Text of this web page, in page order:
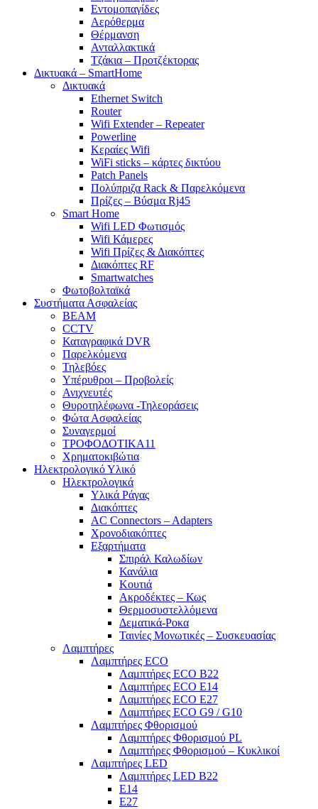
Εντομοπαγίδες
Αερόθερμα
Θέρμανση
Ανταλλακτικά
Τζάκια – Προτζέκτορας
Δικτυακά – SmartHome
Δικτυακά
Ethernet Switch
Router
Wifi Extender – Repeater
Powerline
Κεραίες Wifi
WiFi sticks – κάρτες δικτύου
Patch Panels
Πολύπριζα Rack & Παρελκόμενα
Πρίζες – Βύσμα Rj45
Smart Home
Wifi LED Φωτισμός
Wifi Κάμερες
Wifi Πρίζες & Διακόπτες
Διακόπτες RF
Smartwatches
Φωτοβολταϊκά
Συστήματα Ασφαλείας
BEAM
CCTV
Καταγραφικά DVR
Παρελκόμενα
Τηλεβόες
Υπέρυθροι – Προβολείς
Ανιχνευτές
Θυροτηλέφωνα -Τηλεοράσεις
Φώτα Ασφαλείας
Συναγερμοί
ΤΡΟΦΟΔΟΤΙΚΑ11
Χρηματοκιβώτια
Ηλεκτρολογικό Υλικό
Ηλεκτρολογικά
Υλικά Ράγας
Διακόπτες
AC Connectors – Adapters
Χρονοδιακόπτες
Εξαρτήματα
Σπιράλ Καλωδίων
Κανάλια
Κουτιά
Ακροδέκτες – Κως
Θερμοσυστελλόμενα
Δεματικά-Ροκα
Ταινίες Μονωτικές – Συσκευασίας
Λαμπτήρες
Λαμπτήρες ECO
Λαμπτήρες ECO B22
Λαμπτήρες ECO E14
Λαμπτήρες ECO E27
Λαμπτήρες ECO G9 / G10
Λαμπτήρες Φθορισμού
Λαμπτήρες Φθορισμού PL
Λαμπτήρες Φθορισμού – Κυκλικοί
Λαμπτήρες LED
Λαμπτήρες LED B22
E14
E27